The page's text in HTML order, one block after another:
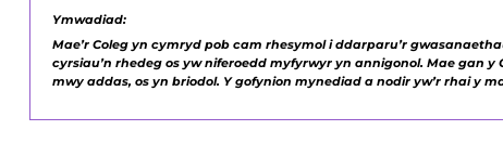
Ymwadiad:
Mae’r Coleg yn cymryd pob cam rhesymol i ddarparu’r
cyrsiau’n rhedeg os yw niferoedd myfyrwyr yn annigonol. Mae gan
mwy addas, os yn briodol. Y gofynion mynediad a nodir yw’r rhai y